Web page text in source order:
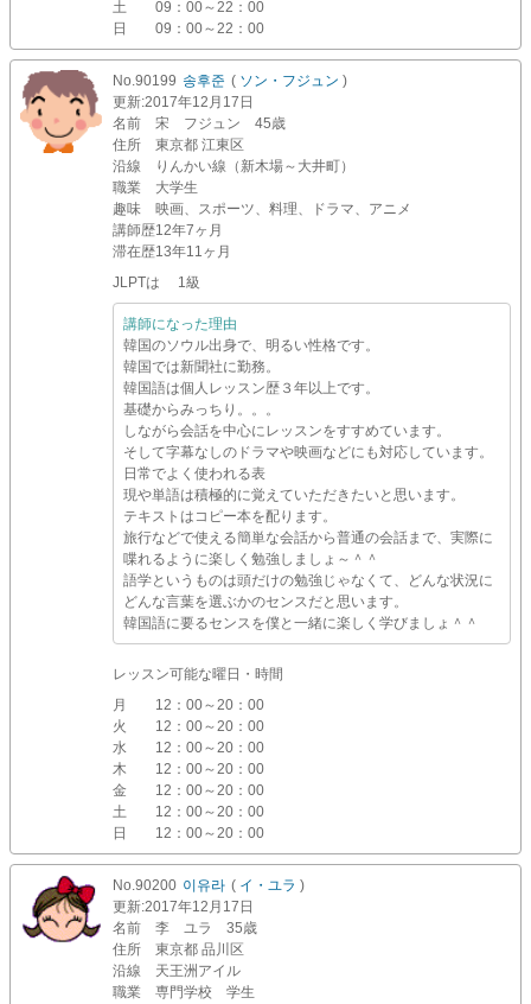
土
09：00～22：00
日
09：00～22：00
No.90199 송후준 ( ソン・フジュン )
更新:2017年12月17日
名前
宋 フジュン 45歳
住所
東京都 江東区
沿線
りんかい線（新木場～大井町）
職業
大学生
趣味
映画、スポーツ、料理、ドラマ、アニメ
講師歴12年7ヶ月
滞在歴13年11ヶ月
JLPTは 1級
講師になった理由
韓国のソウル出身で、明るい性格です。
韓国では新聞社に勤務。
韓国語は個人レッスン歴３年以上です。
基礎からみっちり。。。
しながら会話を中心にレッスンをすすめています。
そして字幕なしのドラマや映画などにも対応しています。
日常でよく使われる表
現や単語は積極的に覚えていただきたいと思います。
テキストはコピー本を配ります。
旅行などで使える簡単な会話から普通の会話まで、実際に
喋れるように楽しく勉強しましょ～＾＾
語学というものは頭だけの勉強じゃなくて、どんな状況に
どんな言葉を選ぶかのセンスだと思います。
韓国語に要るセンスを僕と一緒に楽しく学びましょ＾＾
レッスン可能な曜日・時間
月
12：00～20：00
火
12：00～20：00
水
12：00～20：00
木
12：00～20：00
金
12：00～20：00
土
12：00～20：00
日
12：00～20：00
No.90200 이유라 ( イ・ユラ )
更新:2017年12月17日
名前
李 ユラ 35歳
住所
東京都 品川区
沿線
天王洲アイル
職業
専門学校 学生